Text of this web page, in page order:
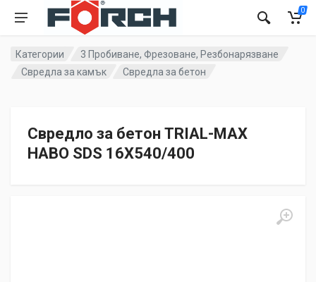
0
Категории
3 Пробиване, Фрезоване, Резбонарязване
Свредла за камък
Свредла за бетон
Свредло за бетон TRIAL-MAX
HABO SDS 16X540/400